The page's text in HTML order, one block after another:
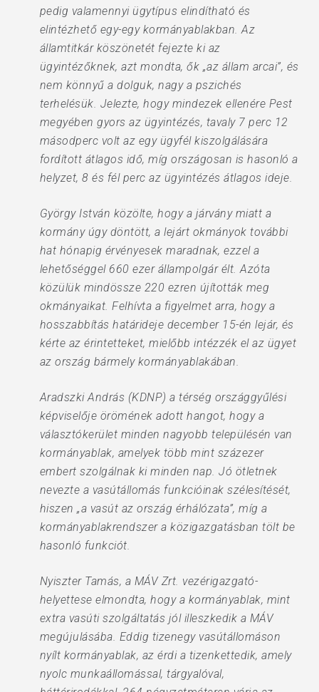
pedig valamennyi ügytípus elindítható és
elintézhető egy-egy kormányablakban. Az
államtitkár köszönetét fejezte ki az
ügyintézőknek, azt mondta, ők „az állam arcai”, és
nem könnyű a dolguk, nagy a pszichés
terhelésük. Jelezte, hogy mindezek ellenére Pest
megyében gyors az ügyintézés, tavaly 7 perc 12
másodperc volt az egy ügyfél kiszolgálására
fordított átlagos idő, míg országosan is hasonló a
helyzet, 8 és fél perc az ügyintézés átlagos ideje.
György István közölte, hogy a járvány miatt a
kormány úgy döntött, a lejárt okmányok további
hat hónapig érvényesek maradnak, ezzel a
lehetőséggel 660 ezer állampolgár élt. Azóta
közülük mindössze 220 ezren újították meg
okmányaikat. Felhívta a figyelmet arra, hogy a
hosszabbítás határideje december 15-én lejár, és
kérte az érintetteket, mielőbb intézzék el az ügyet
az ország bármely kormányablakában.
Aradszki András (KDNP) a térség országgyűlési
képviselője örömének adott hangot, hogy a
választókerület minden nagyobb településén van
kormányablak, amelyek több mint százezer
embert szolgálnak ki minden nap. Jó ötletnek
nevezte a vasútállomás funkcióinak szélesítését,
hiszen „a vasút az ország érhálózata”, míg a
kormányablakrendszer a közigazgatásban tölt be
hasonló funkciót.
Nyiszter Tamás, a MÁV Zrt. vezérigazgató-
helyettese elmondta, hogy a kormányablak, mint
extra vasúti szolgáltatás jól illeszkedik a MÁV
megújulásába. Eddig tizenegy vasútállomáson
nyílt kormányablak, az érdi a tizenkettedik, amely
nyolc munkaállomással, tárgyalóval,